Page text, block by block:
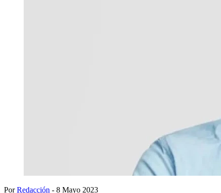
PorRedacción - 8 Mayo 2023